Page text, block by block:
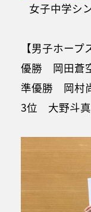
女子中学シ
【男子ホープ
優勝 岡田蒼
準優勝 岡村
3位 大野斗真